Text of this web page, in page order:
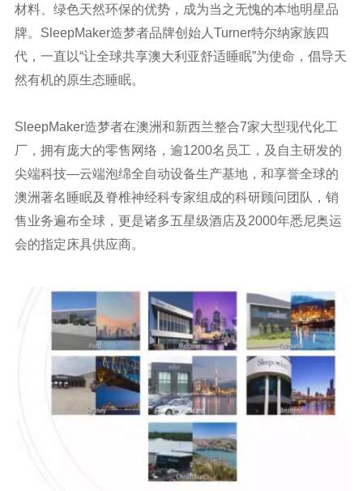
材料、绿色天然环保的优势，成为当之无愧的本地明星品
牌。SleepMaker造梦者品牌创始人Turner特尔纳家族四
代，一直以“让全球共享澳大利亚舒适睡眠”为使命，倡导天
然有机的原生态睡眠。
SleepMaker造梦者在澳洲和新西兰整合7家大型现代化工
厂，拥有庞大的零售网络，逾1200名员工，及自主研发的
尖端科技—云端泡绵全自动设备生产基地，和享誉全球的
澳洲著名睡眠及脊椎神经科专家组成的科研顾问团队，销
售业务遍布全球，更是诸多五星级酒店及2000年悉尼奥运
会的指定床具供应商。